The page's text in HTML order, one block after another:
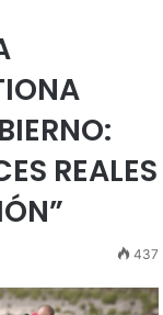
REALES
437